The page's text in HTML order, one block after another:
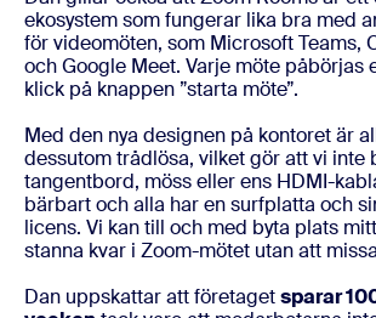
ekosystem som fungerar lika bra med
för videomöten, som Microsoft Teams,
och Google Meet. Varje möte påbörjas
klick på knappen ”starta möte”.
Med den nya designen på kontoret är
dessutom trådlösa, vilket gör att vi inte
tangentbord, möss eller ens HDMI-
bärbart och alla har en surfplatta och
licens. Vi kan till och med byta plats
stanna kvar i Zoom-mötet utan att
Dan uppskattar att företagetsparar